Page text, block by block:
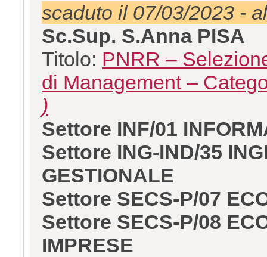
scaduto il 07/03/2023 -
Sc.Sup. S.Anna PISA
Titolo: PNRR –
di Management –
)
Settore INF/01
Settore ING-IND/35
GESTIONALE
Settore SECS-P/07
Settore SECS-P/08
IMPRESE